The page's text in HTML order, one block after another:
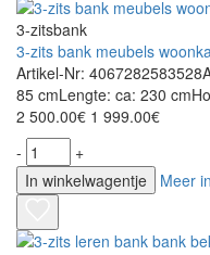
3-zitsbank
3-zits bank meubels
Artikel-Nr:
85 cmLengte: ca: 230
2 500.00€ 1 999.00€
-
+
In winkelwagentje
Meer